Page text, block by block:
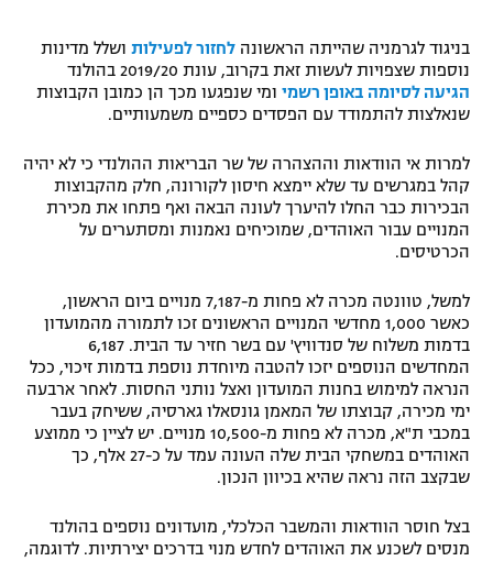
תקנון עבור פעילות אלקטרה
תקנון עבור פעילות ספורט 1 – "מרלן"
גיימינג E-Sports
תנאי שימוש
מדיניות פרטיות
תקנון פעילות ספורט 1
רשיון להקרנה פומבית לבית עסק
הצטרפות לחבילת הערוצים
לוח דרושים – ג'ובנט
תגיות
פוטבול אמריקאי NFL
בייסבול MLB
אומנויות לחימה
גיימינג E-Sports
בניגוד לגרמניה שהייתה הראשונה לחזור לפעילות ושלל מדינות
נוספות שצפויות לעשות זאת בקרוב, עונת 2019/20 בהולנד
הגיעה לסיומה באופן רשמי ומי שנפגעו מכך הן כמובן הקבוצות
שנאלצות להתמודד עם הפסדים כספיים משמעותיים.
למרות אי הוודאות וההצהרה של שר הבריאות ההולנדי כי לא יהיה
קהל במגרשים עד שלא יימצא חיסון לקורונה, חלק מהקבוצות
הבכירות כבר החלו להיערך לעונה הבאה ואף פתחו את מכירת
המנויים עבור האוהדים, שמוכיחים נאמנות ומסתערים על
הכרטיסים.
למשל, טוונטה מכרה לא פחות מ-7,187 מנויים ביום הראשון,
כאשר 1,000 מחדשי המנויים הראשונים זכו לתמורה מהמועדון
בדמות משלוח של סנדוויץ' עם בשר חזיר עד הבית. 6,187
המחדשים הנוספים יזכו להטבה מיוחדת נוספת בדמות זיכוי, ככל
הנראה למימוש בחנות המועדון ואצל נותני החסות. לאחר ארבעה
ימי מכירה, קבוצתו של המאמן גונסאלו גארסיה, ששיחק בעבר
במכבי ת"א, מכרה לא פחות מ-10,500 מנויים. יש לציין כי ממוצע
האוהדים במשחקי הבית שלה העונה עמד על כ-27 אלף, כך
שבקצב הזה נראה שהיא בכיוון הנכון.
בצל חוסר הוודאות והמשבר הכלכלי, מועדונים נוספים בהולנד
מנסים לשכנע את האוהדים לחדש מנוי בדרכים יצירתיות. לדוגמה,